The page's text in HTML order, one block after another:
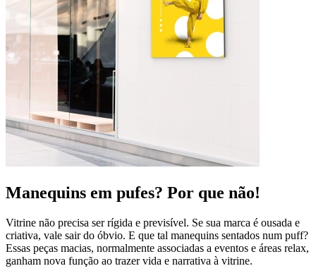
Manequins em pufes? Por que não!
Vitrine não precisa ser rígida e previsível. Se sua marca é ousada e
criativa, vale sair do óbvio. E que tal manequins sentados num puff?
Essas peças macias, normalmente associadas a eventos e áreas relax,
ganham nova função ao trazer vida e narrativa à vitrine.